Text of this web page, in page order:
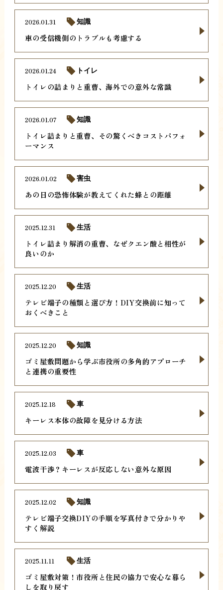
車の受信機側のトラブルも考慮する
2026.01.31 知識
トイレの詰まりと重曹、海外での意外な常識
2026.01.24 トイレ
トイレ詰まりと重曹、その驚くべきコストパフォ
ーマンス
2026.01.07 知識
あの日の恐怖体験が教えてくれた蜂との距離
2026.01.02 害虫
トイレ詰まり解消の重曹、なぜクエン酸と相性が
良いのか
2025.12.31 生活
テレビ端子の種類と選び方！DIY交換前に知って
おくべきこと
2025.12.20 生活
ゴミ屋敷問題から学ぶ市役所の多角的アプローチ
と連携の重要性
2025.12.20 知識
キーレス本体の故障を見分ける方法
2025.12.18 車
電波干渉？キーレスが反応しない意外な原因
2025.12.03 車
テレビ端子交換DIYの手順を写真付きで分かりや
すく解説
2025.12.02 知識
ゴミ屋敷対策！市役所と住民の協力で安心な暮ら
しを取り戻す
2025.11.11 生活